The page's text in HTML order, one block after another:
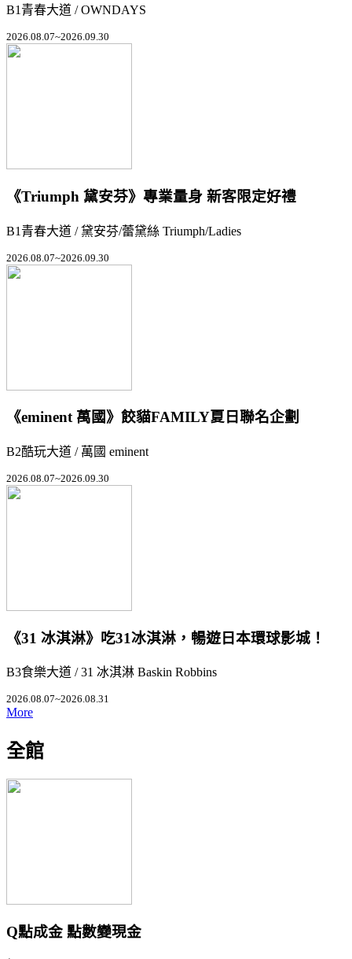
B1青春大道 / OWNDAYS
2026.08.07~2026.09.30
《Triumph 黛安芬》專業量身 新客限定好禮
B1青春大道 / 黛安芬/蕾黛絲 Triumph/Ladies
2026.08.07~2026.09.30
《eminent 萬國》餃貓FAMILY夏日聯名企劃
B2酷玩大道 / 萬國 eminent
2026.08.07~2026.09.30
《31 冰淇淋》吃31冰淇淋，暢遊日本環球影城！
B3食樂大道 / 31 冰淇淋 Baskin Robbins
2026.08.07~2026.08.31
More
全館
Q點成金 點數變現金